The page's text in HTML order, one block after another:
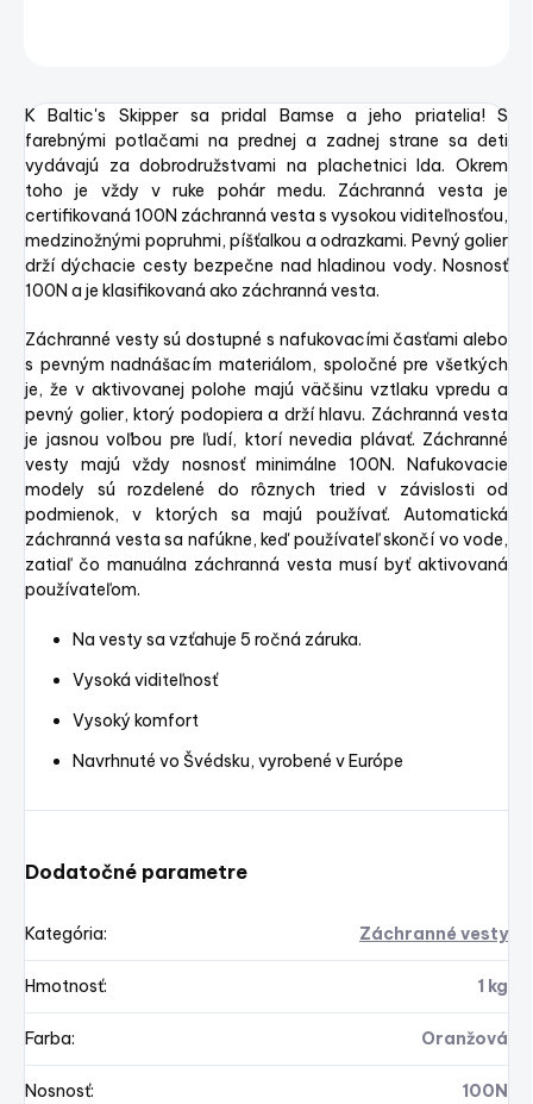
K Baltic's Skipper sa pridal Bamse a jeho priatelia! S
farebnými potlačami na prednej a zadnej strane sa deti
vydávajú za dobrodružstvami na plachetnici Ida. Okrem
toho je vždy v ruke pohár medu. Záchranná vesta je
certifikovaná 100N záchranná vesta s vysokou viditeľnosťou,
medzinožnými popruhmi, píšťalkou a odrazkami. Pevný golier
drží dýchacie cesty bezpečne nad hladinou vody. Nosnosť
100N a je klasifikovaná ako záchranná vesta.
Záchranné vesty sú dostupné s nafukovacími časťami alebo
s pevným nadnášacím materiálom, spoločné pre všetkých
je, že v aktivovanej polohe majú väčšinu vztlaku vpredu a
pevný golier, ktorý podopiera a drží hlavu. Záchranná vesta
je jasnou voľbou pre ľudí, ktorí nevedia plávať. Záchranné
vesty majú vždy nosnosť minimálne 100N. Nafukovacie
modely sú rozdelené do rôznych tried v závislosti od
podmienok, v ktorých sa majú používať. Automatická
záchranná vesta sa nafúkne, keď používateľ skončí vo vode,
zatiaľ čo manuálna záchranná vesta musí byť aktivovaná
používateľom.
Na vesty sa vzťahuje 5 ročná záruka.
Vysoká viditeľnosť
Vysoký komfort
Navrhnuté vo Švédsku, vyrobené v Európe
Dodatočné parametre
Kategória: Záchranné vesty
Hmotnosť: 1 kg
Farba: Oranžová
Nosnosť: 100N